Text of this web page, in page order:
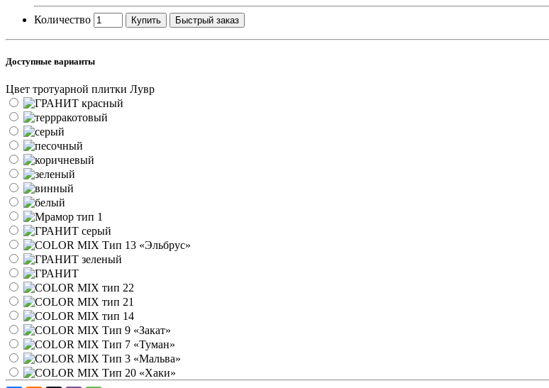
Количество Купить Быстрый заказ
Доступные варианты
Цвет тротуарной плитки Лувр